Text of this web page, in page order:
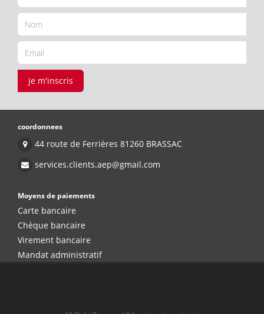
je m'inscris
coordonnees
44 route de Ferrières 81260 BRASSAC
services.clients.aep@gmail.com
Moyens de paiements
Carte bancaire
Chèque bancaire
Virement bancaire
Mandat administratif